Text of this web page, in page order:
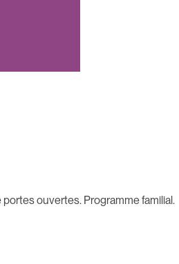
ouvertes. Programme familial.